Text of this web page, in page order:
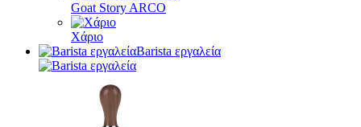
Goat Story ARCO
Χάριο
Barista εργαλεία